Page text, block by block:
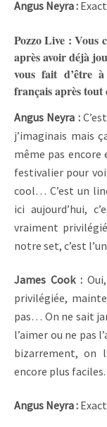
Angus Neyra :
Pozzo Live : Vous
après avoir déjà
vous fait d’être
français après tout
Angus Neyra :
j’imaginais mais
même pas
festivalier pour
cool… C’est un
ici aujourd’hui,
vraiment
notre set, c’est
James Cook :
privilégiée,
pas… On ne sait
l’aimer ou ne pas
bizarrement, on
encore plus faciles.
Angus Neyra :